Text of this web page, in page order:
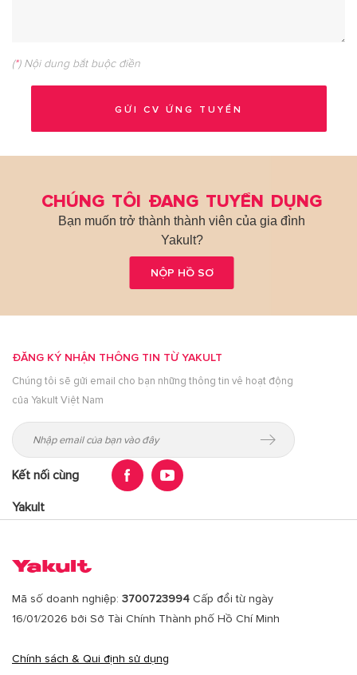
(*) Nội dung bắt buộc điền
CHÚNG TÔI ĐANG TUYỂN DỤNG
Bạn muốn trở thành thành viên của gia đình
Yakult?
NỘP HỒ SƠ
ĐĂNG KÝ NHẬN THÔNG TIN TỪ YAKULT
Chúng tôi sẽ gửi email cho bạn những thông tin vê hoạt động
của Yakult Việt Nam
Kết nối cùng
Yakult
Mã số doanh nghiệp: 3700723994 Cấp đổi từ ngày
16/01/2026 bởi Sở Tài Chính Thành phố Hồ Chí Minh
Chính sách & Qui định sử dụng